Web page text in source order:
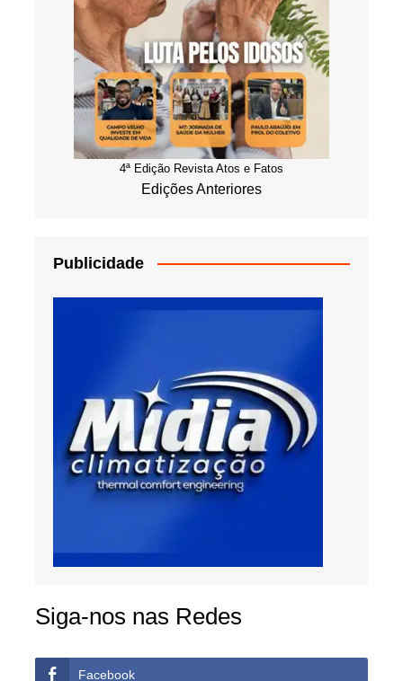
4ª Edição Revista Atos e Fatos
Edições Anteriores
Publicidade
Siga-nos nas Redes
Facebook